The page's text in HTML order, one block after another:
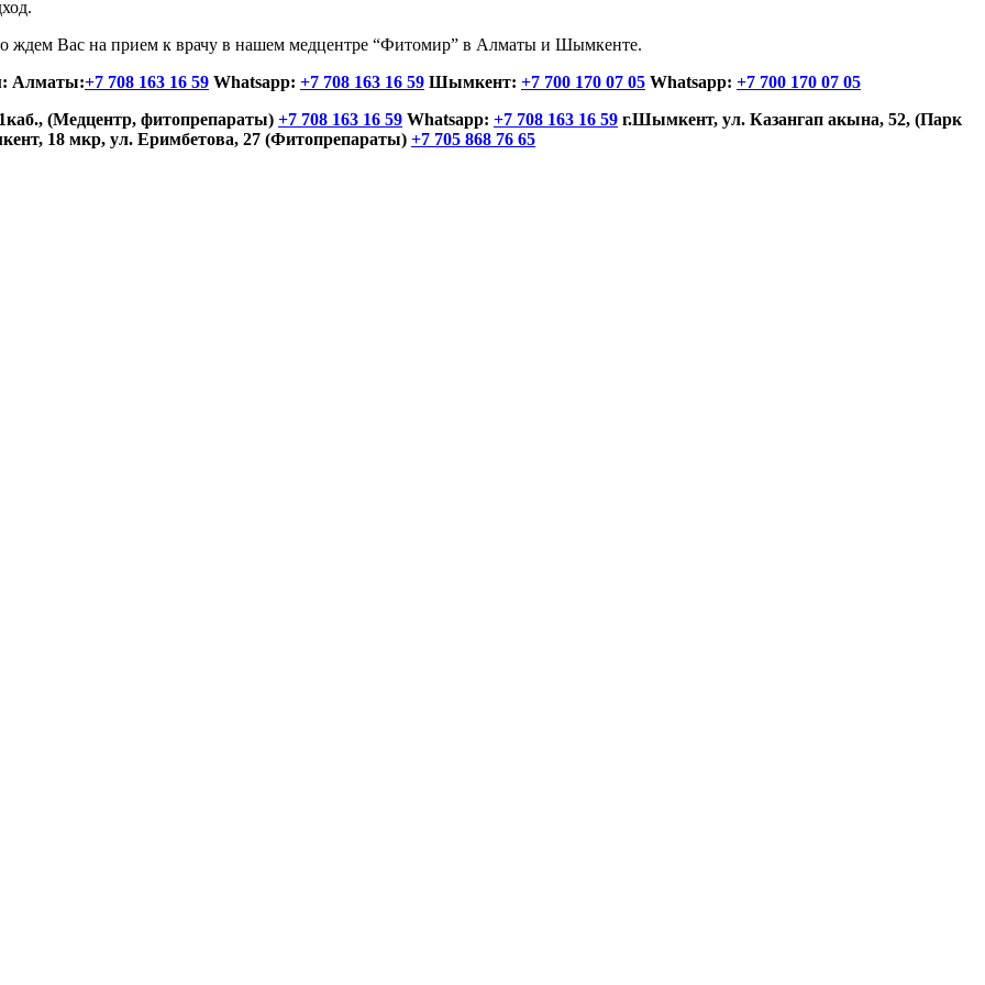
ждем Вас на прием к врачу в нашем медцентре “Фитомир” в Алматы и Шымкенте.
Алматы:+7 708 163 16 59 Whatsapp: +7 708 163 16 59 Шымкент: +7 700 170 07 05 Whatsapp: +7 700 170 07 05
(Медцентр, фитопрепараты) +7 708 163 16 59 Whatsapp: +7 708 163 16 59 г.Шымкент, ул. Казангап акына, 52, (Парк
18 мкр, ул. Еримбетова, 27 (Фитопрепараты) +7 705 868 76 65